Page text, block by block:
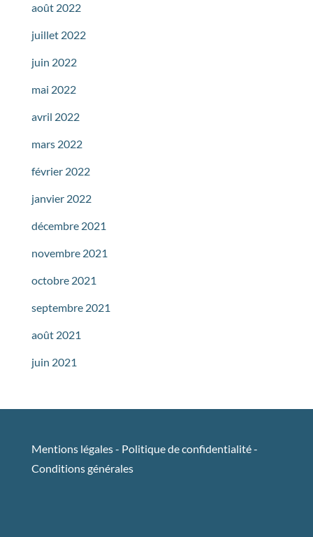
août 2022
juillet 2022
juin 2022
mai 2022
avril 2022
mars 2022
février 2022
janvier 2022
décembre 2021
novembre 2021
octobre 2021
septembre 2021
août 2021
juin 2021
Mentions légales- Politique de confidentialité-
Conditions générales